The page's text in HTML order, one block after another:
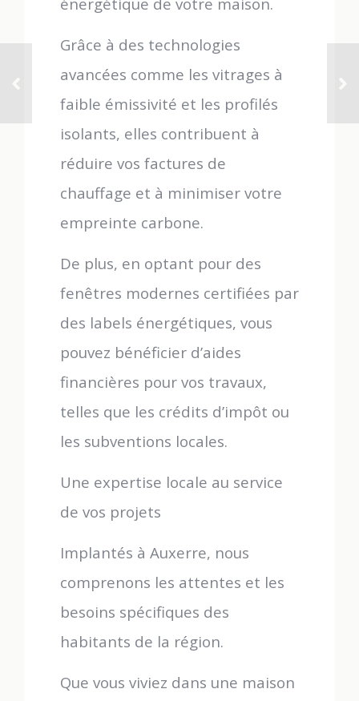
Grâce à des technologies
avancées comme les vitrages à
faible émissivité et les profilés
isolants, elles contribuent à
réduire vos factures de
chauffage et à minimiser votre
empreinte carbone.
De plus, en optant pour des
fenêtres modernes certifiées par
des labels énergétiques, vous
pouvez bénéficier d’aides
financières pour vos travaux,
telles que les crédits d’impôt ou
les subventions locales.
Une expertise locale au service
de vos projets
Implantés à Auxerre, nous
comprenons les attentes et les
besoins spécifiques des
habitants de la région.
Que vous viviez dans une maison